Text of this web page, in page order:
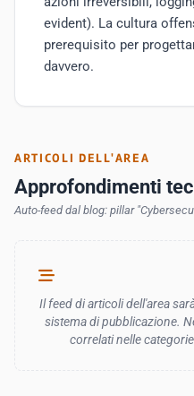
evident). La cultura
prerequisito per
davvero.
ARTICOLI DELL'AREA
Approfondimenti
Auto-feed dal blog: pillar
Il feed di articoli dell'area
sistema di pubblicazione.
correlati nelle categorie